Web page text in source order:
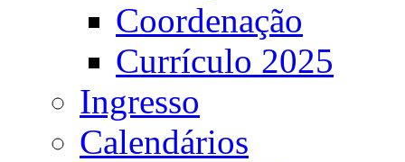
Coordenação
Currículo 2025
Ingresso
Calendários